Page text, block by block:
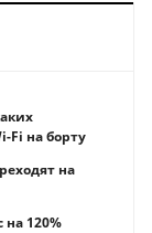
Fi на борту
на
120%